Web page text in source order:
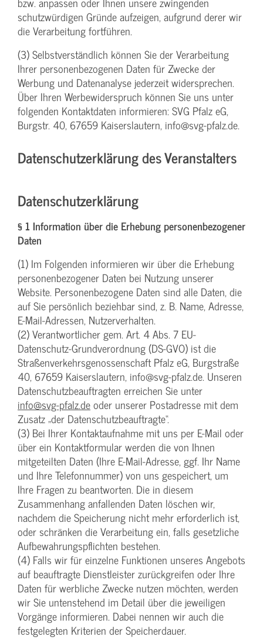
schutzwürdigen Gründe aufzeigen, aufgrund derer wir
die Verarbeitung fortführen.
(3) Selbstverständlich können Sie der Verarbeitung
Ihrer personenbezogenen Daten für Zwecke der
Werbung und Datenanalyse jederzeit widersprechen.
Über Ihren Werbewiderspruch können Sie uns unter
folgenden Kontaktdaten informieren: SVG Pfalz eG,
Burgstr. 40, 67659 Kaiserslautern, info@svg-pfalz.de.
Datenschutzerklärung des Veranstalters
Datenschutzerklärung
§ 1 Information über die Erhebung personenbezogener
Daten
(1) Im Folgenden informieren wir über die Erhebung
personenbezogener Daten bei Nutzung unserer
Website. Personenbezogene Daten sind alle Daten, die
auf Sie persönlich beziehbar sind, z. B. Name, Adresse,
E-Mail-Adressen, Nutzerverhalten.
(2) Verantwortlicher gem. Art. 4 Abs. 7 EU-
Datenschutz-Grundverordnung (DS-GVO) ist die
Straßenverkehrsgenossenschaft Pfalz eG, Burgstraße
40, 67659 Kaiserslautern, info@svg-pfalz.de. Unseren
Datenschutzbeauftragten erreichen Sie unter
info@svg-pfalz.deoder unserer Postadresse mit dem
Zusatz „der Datenschutzbeauftragte“.
(3) Bei Ihrer Kontaktaufnahme mit uns per E-Mail oder
über ein Kontaktformular werden die von Ihnen
mitgeteilten Daten (Ihre E-Mail-Adresse, ggf. Ihr Name
und Ihre Telefonnummer) von uns gespeichert, um
Ihre Fragen zu beantworten. Die in diesem
Zusammenhang anfallenden Daten löschen wir,
nachdem die Speicherung nicht mehr erforderlich ist,
oder schränken die Verarbeitung ein, falls gesetzliche
Aufbewahrungspflichten bestehen.
(4) Falls wir für einzelne Funktionen unseres Angebots
auf beauftragte Dienstleister zurückgreifen oder Ihre
Daten für werbliche Zwecke nutzen möchten, werden
wir Sie untenstehend im Detail über die jeweiligen
Vorgänge informieren. Dabei nennen wir auch die
festgelegten Kriterien der Speicherdauer.